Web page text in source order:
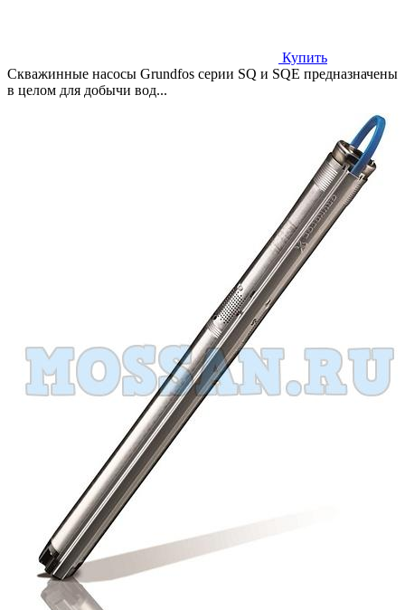
Купить
Скважинные насосы Grundfos серии SQ и SQE предназначены
в целом для добычи вод...